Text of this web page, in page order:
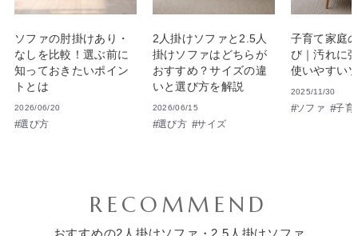
ソファの肘掛けあり・
なしを比較！選ぶ前に
知っておきたいポイン
トとは
2026/06/20
選び方
2人掛けソファと2.5人
掛けソファはどちらが
おすすめ？サイズの違
いと選び方を解説
2026/06/15
選び方 サイズ
子育て家庭
び｜汚れに
使いやすい
2025/11/30
ソファ 子育
RECOMMEND